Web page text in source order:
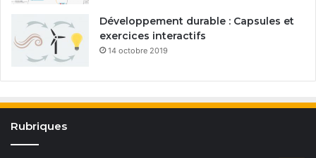
Développement durable : Capsules et
exercices interactifs
14 octobre 2019
Rubriques